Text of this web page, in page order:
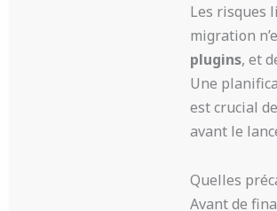
Les risques
migration
plugins, et
Une
est crucial
avant le
Quelles
Avant de